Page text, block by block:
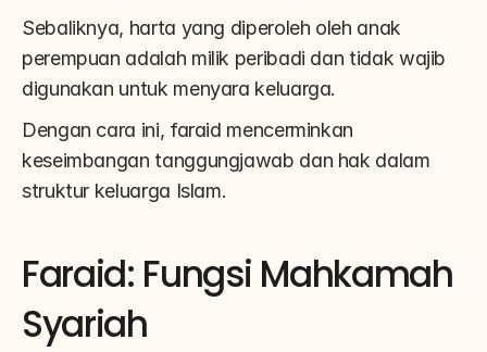
Sebaliknya, harta yang diperoleh oleh anak
perempuan adalah milik peribadi dan tidak wajib
digunakan untuk menyara keluarga.
Dengan cara ini, faraid mencerminkan
keseimbangan tanggungjawab dan hak dalam
struktur keluarga Islam.
Faraid: Fungsi Mahkamah
Syariah